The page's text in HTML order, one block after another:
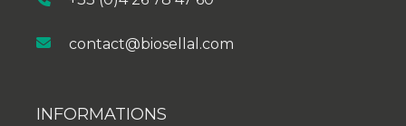
contact@biosellal.com
INFORMATIONS